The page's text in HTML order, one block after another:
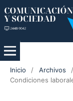
Inicio / Archivos /
Condiciones